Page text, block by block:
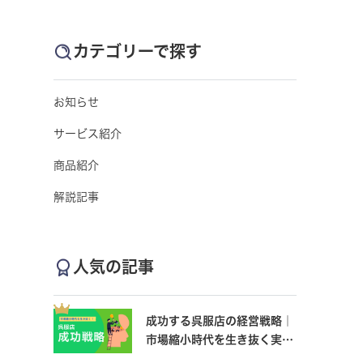
カテゴリーで探す
お知らせ
サービス紹介
商品紹介
解説記事
人気の記事
成功する呉服店の経営戦略｜
市場縮小時代を生き抜く実践